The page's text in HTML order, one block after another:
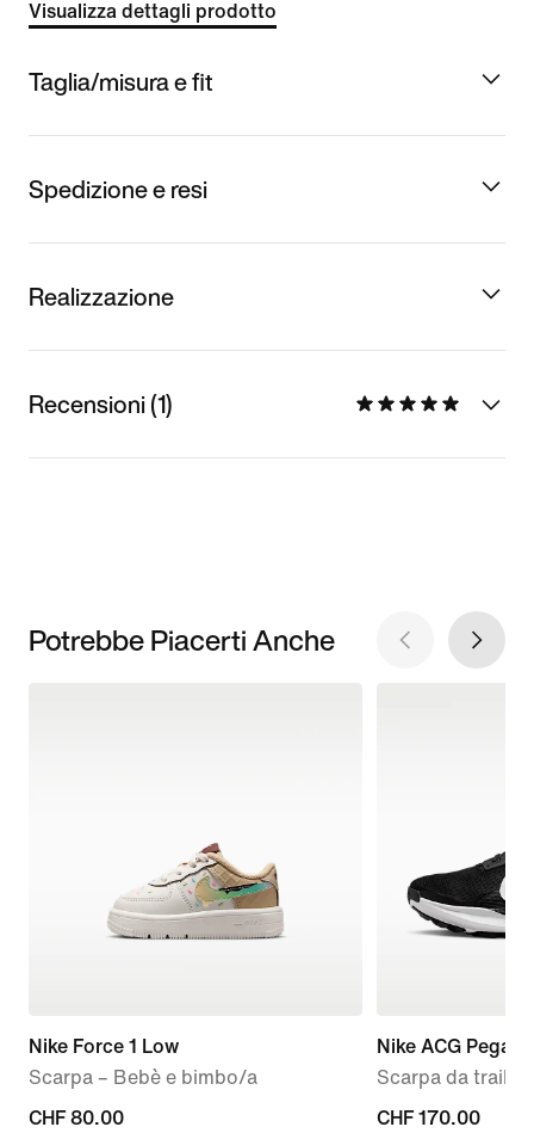
Visualizza dettagli prodotto
Taglia/misura e fit
Spedizione e resi
Realizzazione
Recensioni (1)
Potrebbe Piacerti Anche
Nike Force 1 Low
Scarpa – Bebè e bimbo/a
CHF
CHF 80.00
Nike ACG
Scarpa da trail
CHF
CHF 170.00